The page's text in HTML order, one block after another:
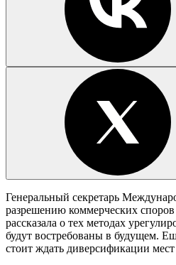
Генеральный секретарь
разрешению коммерческих
рассказала о тех методах
будут востребованы в будущем.
стоит ждать диверсификации